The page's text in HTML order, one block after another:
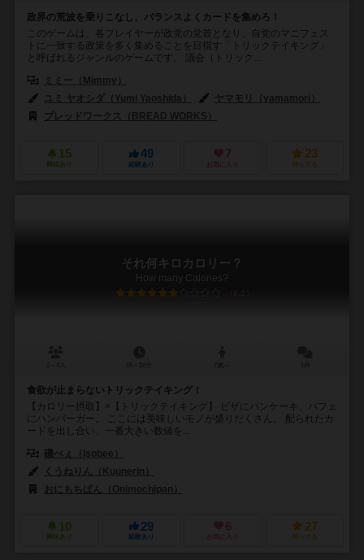
政界の荒波を乗りこなし、バランスよくカードを集めろ！
このゲームは、各プレイヤーが政党の党首となり、自党のマニフェス
トに一致する政策を多く集めることを目指す「トリックテイキング」
と呼ばれるジャンルのゲームです。 議会（トリック...
ミミー（Mimmy）
ユミ ヤオシダ（Yumi Yaoshida）
ヤマモリ（yamamori）
ブレッドワークス（BREAD WORKS）
15
興味あり
49
経験あり
7
お気に入り
23
持ってる
それ何キロカロリー？
How many Calories?
6.2
食欲が止まらないトリックテイキング！
【カロリー摂取】×【トリックテイキング】 ピザにパンケーキ、パフェ
にハンバーガー。 ここには美味しいモノが盛りだくさん。 配られたカ
ードを出し合い、一番大きい数値を...
磯べぇ（Isobee）
くうねりん（Kuunerin）
おにもちぱん（Onimochipan）
10
興味あり
29
経験あり
6
お気に入り
27
持ってる